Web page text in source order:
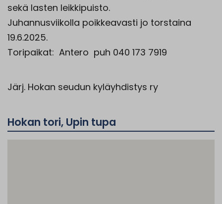
sekä lasten leikkipuisto.
Juhannusviikolla poikkeavasti jo torstaina
19.6.2025.
Toripaikat: Antero puh 040 173 7919
Järj. Hokan seudun kyläyhdistys ry
Hokan tori, Upin tupa